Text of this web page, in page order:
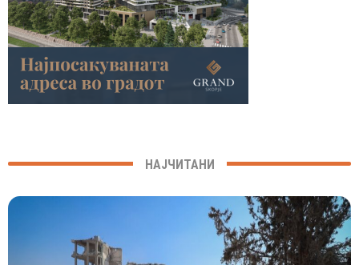
НАЈЧИТАНИ